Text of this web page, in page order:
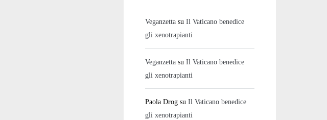
Veganzetta suIl Vaticano benedice
gli xenotrapianti
Veganzetta suIl Vaticano benedice
gli xenotrapianti
Paola Drog suIl Vaticano benedice
gli xenotrapianti